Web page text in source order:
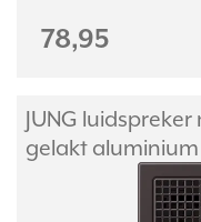
78,95
JUNG
gelakt aluminium